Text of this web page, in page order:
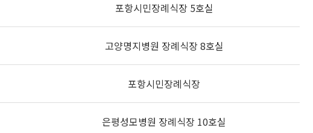
포항시민장례식장 5호실
고양명지병원 장례식장 8호실
포항시민장례식장
은평성모병원 장례식장 10호실